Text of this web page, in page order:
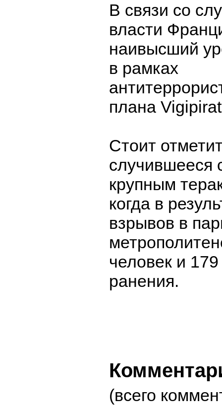
В связи со
власти
наивысший
в рамках
плана
Стоит
случившееся
крупным
когда в
взрывов в
человек и
ранения.
(всего